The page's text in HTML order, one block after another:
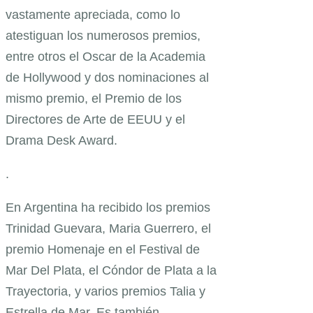
vastamente apreciada, como lo
atestiguan los numerosos premios,
entre otros el Oscar de la Academia
de Hollywood y dos nominaciones al
mismo premio, el Premio de los
Directores de Arte de EEUU y el
Drama Desk Award.
.
En Argentina ha recibido los premios
Trinidad Guevara, Maria Guerrero, el
premio Homenaje en el Festival de
Mar Del Plata, el Cóndor de Plata a la
Trayectoria, y varios premios Talia y